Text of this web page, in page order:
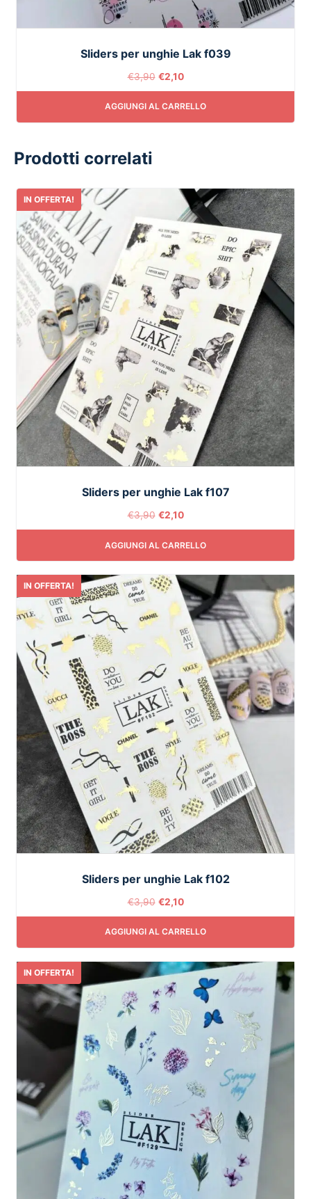
Sliders per unghie Lak f039
€3,90 €2,10
AGGIUNGI AL CARRELLO
Prodotti correlati
IN OFFERTA!
Sliders per unghie Lak f107
€3,90 €2,10
AGGIUNGI AL CARRELLO
IN OFFERTA!
Sliders per unghie Lak f102
€3,90 €2,10
AGGIUNGI AL CARRELLO
IN OFFERTA!